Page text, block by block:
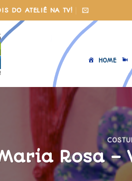
DO ATELIÊ NA TV!
HOME
Rosa –